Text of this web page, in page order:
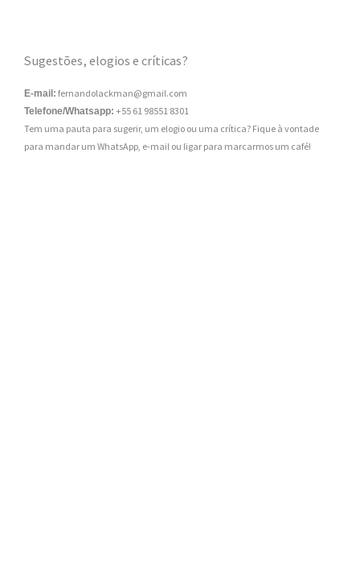
Sugestões, elogios e críticas?
E-mail: fernandolackman@gmail.com
Telefone/Whatsapp: +55 61 98551 8301
Tem uma pauta para sugerir, um elogio ou uma crítica? Fique à vontade
para mandar um WhatsApp, e-mail ou ligar para marcarmos um café!